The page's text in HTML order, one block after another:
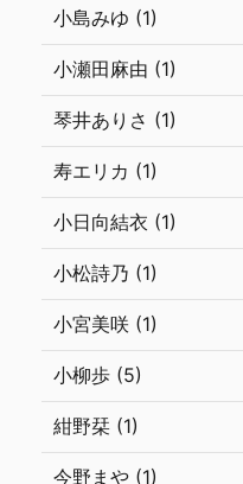
小島みゆ (1)
小瀬田麻由 (1)
琴井ありさ (1)
寿エリカ (1)
小日向結衣 (1)
小松詩乃 (1)
小宮美咲 (1)
小柳歩 (5)
紺野栞 (1)
今野まや (1)